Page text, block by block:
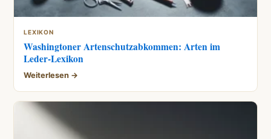
LEXIKON
Washingtoner Artenschutzabkommen: Arten im
Leder-Lexikon
Weiterlesen →